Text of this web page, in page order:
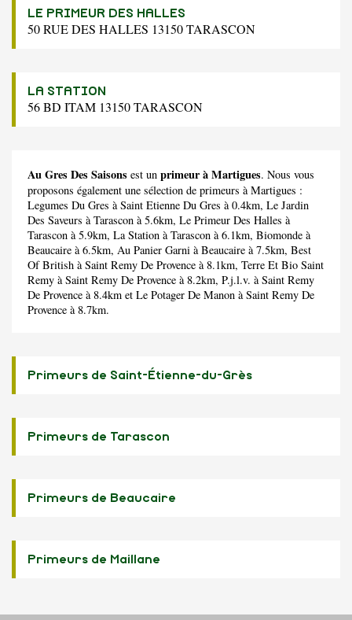
LE PRIMEUR DES HALLES
50 RUE DES HALLES 13150 TARASCON
LA STATION
56 BD ITAM 13150 TARASCON
Au Gres Des Saisons est un primeur à Martigues. Nous vous
proposons également une sélection de primeurs à Martigues :
Legumes Du Gres à Saint Etienne Du Gres à 0.4km, Le Jardin
Des Saveurs à Tarascon à 5.6km, Le Primeur Des Halles à
Tarascon à 5.9km, La Station à Tarascon à 6.1km, Biomonde à
Beaucaire à 6.5km, Au Panier Garni à Beaucaire à 7.5km, Best
Of British à Saint Remy De Provence à 8.1km, Terre Et Bio Saint
Remy à Saint Remy De Provence à 8.2km, P.j.l.v. à Saint Remy
De Provence à 8.4km et Le Potager De Manon à Saint Remy De
Provence à 8.7km.
Primeurs de Saint-Étienne-du-Grès
Primeurs de Tarascon
Primeurs de Beaucaire
Primeurs de Maillane